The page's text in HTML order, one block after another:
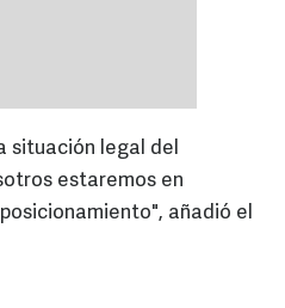
situación legal del
estaremos en
añadió el